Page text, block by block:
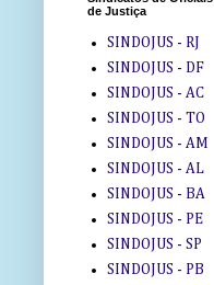
de Justiça
SINDOJUS - RJ
SINDOJUS - DF
SINDOJUS - AC
SINDOJUS - TO
SINDOJUS - AM
SINDOJUS - AL
SINDOJUS - BA
SINDOJUS - PE
SINDOJUS - SP
SINDOJUS - PB